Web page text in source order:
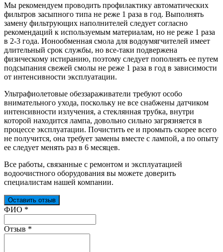
Мы рекомендуем проводить профилактику автоматических
фильтров засыпного типа не реже 1 раза в год. Выполнять
замену фильтрующих наполнителей следует согласно
рекомендаций к используемым материалам, но не реже 1 раза
в 2-3 года. Ионообменная смола для водоумягчителей имеет
длительный срок службы, но все-таки подвержена
физическому истиранию, поэтому следует пополнять ее путем
подсыпания свежей смолы не реже 1 раза в год в зависимости
от интенсивности эксплуатации.
Ультрафиолетовые обеззараживатели требуют особо
внимательного ухода, поскольку не все снабжены датчиком
интенсивности излучения, а стеклянная трубка, внутри
которой находится лампа, довольно сильно загрязняется в
процессе эксплуатации. Почистить ее и промыть скорее всего
не получится, она требует замены вместе с лампой, а по опыту
ее следует менять раз в 6 месяцев.
Все работы, связанные с ремонтом и эксплуатацией
водоочистного оборудования вы можете доверить
специалистам нашей компании.
Оставить отзыв
Ваш отзыв был отправлен!
ФИО *
Отзыв *